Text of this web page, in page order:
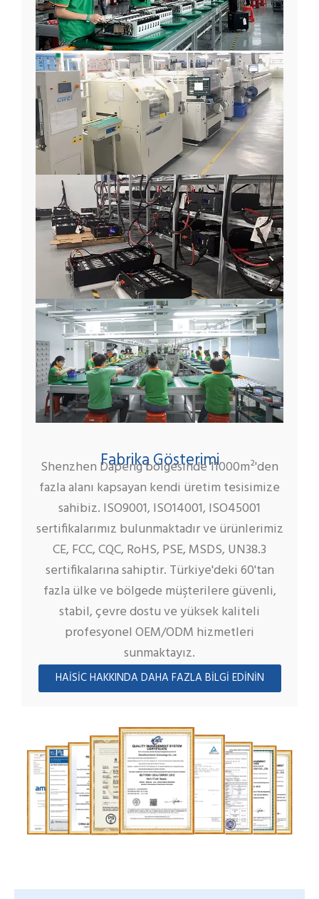
Fabrika Gösterimi
Shenzhen Dapeng bölgesinde 11000m²'den
fazla alanı kapsayan kendi üretim tesisimize
sahibiz. ISO9001, ISO14001, ISO45001
sertifikalarımız bulunmaktadır ve ürünlerimiz
CE, FCC, CQC, RoHS, PSE, MSDS, UN38.3
sertifikalarına sahiptir. Türkiye'deki 60'tan
fazla ülke ve bölgede müşterilere güvenli,
stabil, çevre dostu ve yüksek kaliteli
profesyonel OEM/ODM hizmetleri
sunmaktayız.
HAISIC HAKKINDA DAHA FAZLA BILGI EDININ